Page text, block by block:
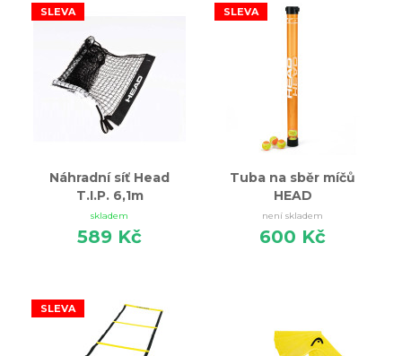
SLEVA
Náhradní síť Head
T.I.P. 6,1m
skladem
589 Kč
SLEVA
Tuba na sběr míčů
HEAD
není skladem
600 Kč
SLEVA